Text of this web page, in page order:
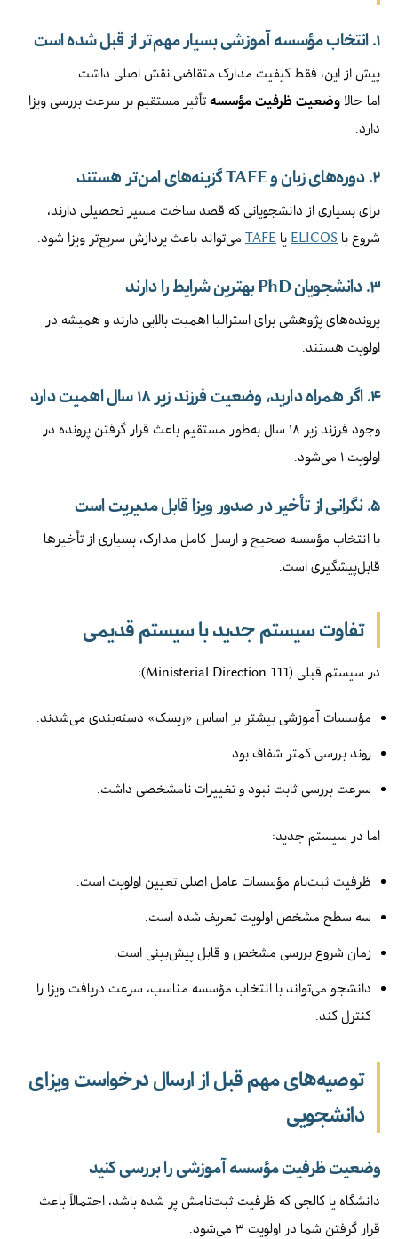
۱. انتخاب مؤسسه آموزشی بسیار مهم‌تر از قبل شده است
پیش از این، فقط کیفیت مدارک متقاضی نقش اصلی داشت.
اما حالا وضعیت ظرفیت مؤسسه تأثیر مستقیم بر سرعت بررسی ویزا
دارد.
۲. دوره‌های زبان و TAFE گزینه‌های امن‌تر هستند
برای بسیاری از دانشجویانی که قصد ساخت مسیر تحصیلی دارند،
شروع با ELICOS یا TAFE می‌تواند باعث پردازش سریع‌تر ویزا شود.
۳. دانشجویان PhD بهترین شرایط را دارند
پرونده‌های پژوهشی برای استرالیا اهمیت بالایی دارند و همیشه در
اولویت هستند.
۴. اگر همراه دارید، وضعیت فرزند زیر ۱۸ سال اهمیت دارد
وجود فرزند زیر ۱۸ سال به‌طور مستقیم باعث قرار گرفتن پرونده در
اولویت ۱ می‌شود.
۵. نگرانی از تأخیر در صدور ویزا قابل مدیریت است
با انتخاب مؤسسه صحیح و ارسال کامل مدارک، بسیاری از تأخیرها
قابل‌پیشگیری است.
تفاوت سیستم جدید با سیستم قدیمی
در سیستم قبلی (Ministerial Direction 111):
مؤسسات آموزشی بیشتر بر اساس «ریسک» دسته‌بندی می‌شدند.
روند بررسی کمتر شفاف بود.
سرعت بررسی ثابت نبود و تغییرات نامشخصی داشت.
اما در سیستم جدید:
ظرفیت ثبت‌نام مؤسسات عامل اصلی تعیین اولویت است.
سه سطح مشخص اولویت تعریف شده است.
زمان شروع بررسی مشخص و قابل پیش‌بینی است.
دانشجو می‌تواند با انتخاب مؤسسه مناسب، سرعت دریافت ویزا را
کنترل کند.
توصیه‌های مهم قبل از ارسال درخواست ویزای
دانشجویی
وضعیت ظرفیت مؤسسه آموزشی را بررسی کنید
دانشگاه یا کالجی که ظرفیت ثبت‌نامش پر شده باشد، احتمالاً باعث
قرار گرفتن شما در اولویت ۳ می‌شود.